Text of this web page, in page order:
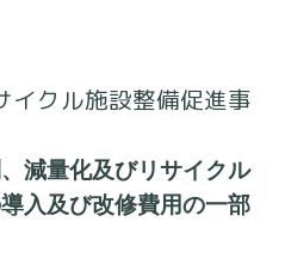
イクル施設整備促進事
減量化及びリサイクル
入及び改修費用の一部